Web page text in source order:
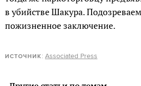
в убийстве Шакура.
пожизненное заключение.
ИСТОЧНИК: Associated Press